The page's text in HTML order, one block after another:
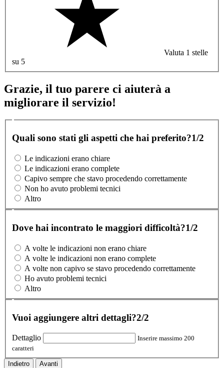
Valuta 1 stelle
su 5
Grazie, il tuo parere ci aiuterà a
migliorare il servizio!
Quali sono stati gli aspetti che hai preferito?1/2
Le indicazioni erano chiare
Le indicazioni erano complete
Capivo sempre che stavo procedendo correttamente
Non ho avuto problemi tecnici
Altro
Dove hai incontrato le maggiori difficoltà?1/2
A volte le indicazioni non erano chiare
A volte le indicazioni non erano complete
A volte non capivo se stavo procedendo correttamente
Ho avuto problemi tecnici
Altro
Vuoi aggiungere altri dettagli?2/2
Dettaglio
Inserire massimo 200
caratteri
Indietro Avanti